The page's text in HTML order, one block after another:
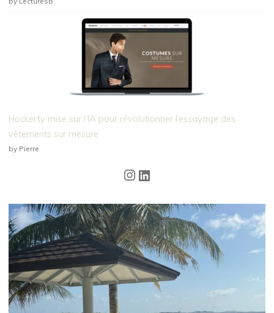
Hockerty mise sur l’IA pour révolutionner l’essayage des
vêtements sur mesure
by Pierre
Instagram
LinkedIn